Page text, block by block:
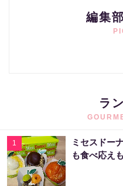
編集
ラ
1
ミセスドー
も食べ応え